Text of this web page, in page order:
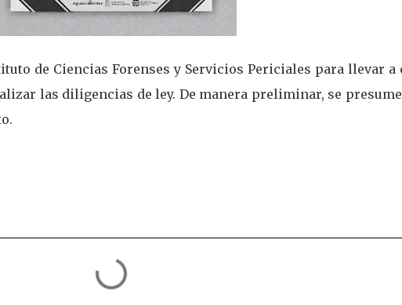
de Ciencias Forenses y Servicios Periciales para llevar a
las diligencias de ley. De manera preliminar, se